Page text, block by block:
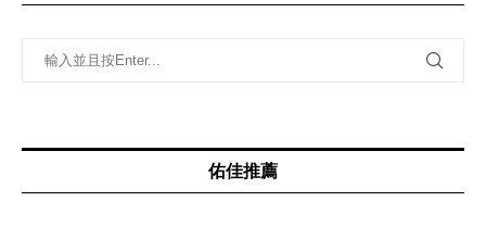
佑佳推薦